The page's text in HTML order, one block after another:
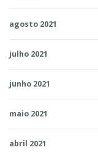
agosto 2021
julho 2021
junho 2021
maio 2021
abril 2021